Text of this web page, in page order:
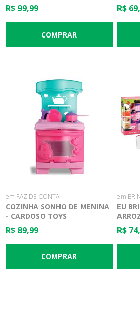
R$ 99,99 R$
em FAZ DE CONTA
COZINHA SONHO DE MENINA
- CARDOSO TOYS
R$ 89,99
em
EU
R$